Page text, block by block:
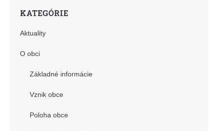
KATEGÓRIE
Aktuality
O obci
Základné informácie
Vznik obce
Poloha obce